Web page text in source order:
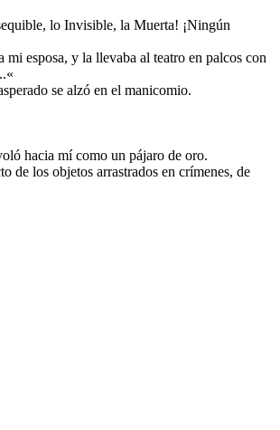
lo Invisible, la Muerta! ¡Ningún
esposa, y la llevaba al teatro en palcos con
se alzó en el manicomio.
hacia mí como un pájaro de oro.
de los objetos arrastrados en crímenes, de